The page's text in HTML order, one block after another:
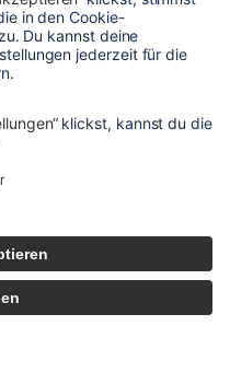
impressum